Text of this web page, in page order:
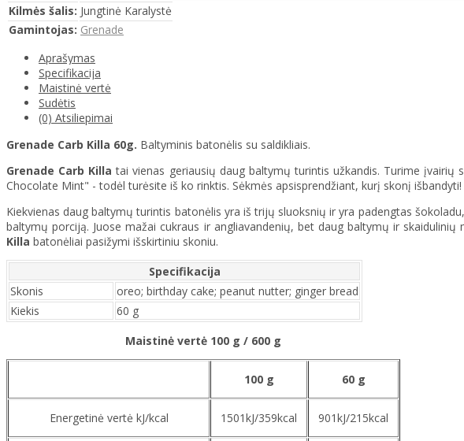
Kilmės šalis: Jungtinė Karalystė
Gamintojas: Grenade
Aprašymas
Specifikacija
Maistinė vertė
Sudėtis
(0) Atsiliepimai
Grenade Carb Killa 60g. Baltyminis batonėlis su saldikliais.
Grenade Carb Killa tai vienas geriausių daug baltymų turintis užkandis. Turime
Chocolate Mint" - todėl turėsite iš ko rinktis. Sėkmės apsisprendžiant, kurį skonį išbandyti!
Kiekvienas daug baltymų turintis batonėlis yra iš trijų sluoksnių ir yra padengtas
baltymų porciją. Juose mažai cukraus ir angliavandenių, bet daug baltymų ir
Killa batonėliai pasižymi išskirtiniu skoniu.
Specifikacija
Skonis
oreo; birthday cake; peanut nutter; ginger bread
Kiekis
60 g
Maistinė vertė 100 g / 600 g
100 g 60 g
Energetinė vertė kJ/kcal 1501kJ/359kcal 901kJ/215kcal